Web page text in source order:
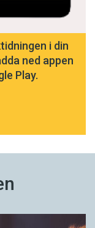
i din
ned appen
Play.